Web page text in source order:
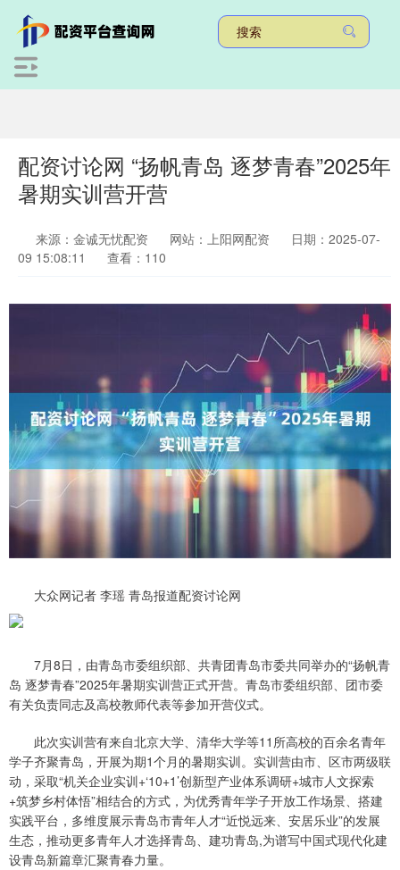
配资讨论网 “扬帆青岛 逐梦青春”2025年
暑期实训营开营
来源：金诚无忧配资 网站：上阳网配资
日期：2025-07-
09 15:08:11
查看：110
大众网记者 李瑶 青岛报道配资讨论网
7月8日，由青岛市委组织部、共青团青岛市委共同举办的“扬帆青
岛 逐梦青春”2025年暑期实训营正式开营。青岛市委组织部、团市委
有关负责同志及高校教师代表等参加开营仪式。
此次实训营有来自北京大学、清华大学等11所高校的百余名青年
学子齐聚青岛，开展为期1个月的暑期实训。实训营由市、区市两级联
动，采取“机关企业实训+‘10+1’创新型产业体系调研+城市人文探索
+筑梦乡村体悟”相结合的方式，为优秀青年学子开放工作场景、搭建
实践平台，多维度展示青岛市青年人才“近悦远来、安居乐业”的发展
生态，推动更多青年人才选择青岛、建功青岛,为谱写中国式现代化建
设青岛新篇章汇聚青春力量。